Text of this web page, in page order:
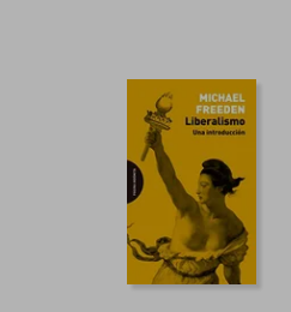
45%
dcto.